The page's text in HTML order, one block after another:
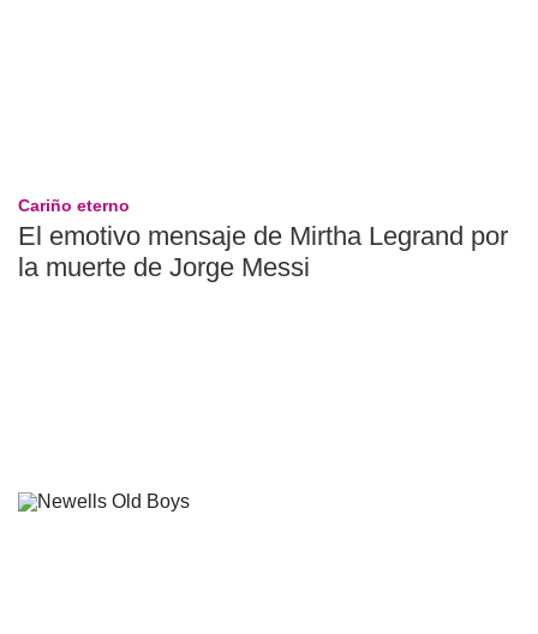
Cariño eterno
El emotivo mensaje de Mirtha Legrand por
la muerte de Jorge Messi